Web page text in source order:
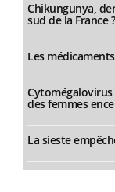
Chikungunya,
sud de la France ?
Les
Cytomégalovirus
des femmes
La sieste